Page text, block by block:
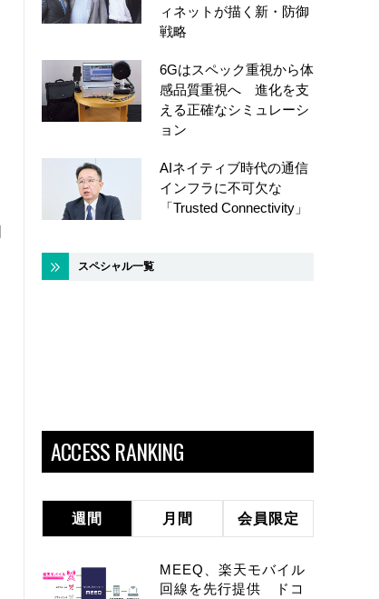
ィネットが描く新・防御
戦略
6Gはスペック重視から体
感品質重視へ 進化を支
える正確なシミュレーシ
ョン
AIネイティブ時代の通信
インフラに不可欠な
「Trusted Connectivity」
スペシャル一覧
ACCESS RANKING
週間 月間 会員限定
MEEQ、楽天モバイル
回線を先行提供 ドコ